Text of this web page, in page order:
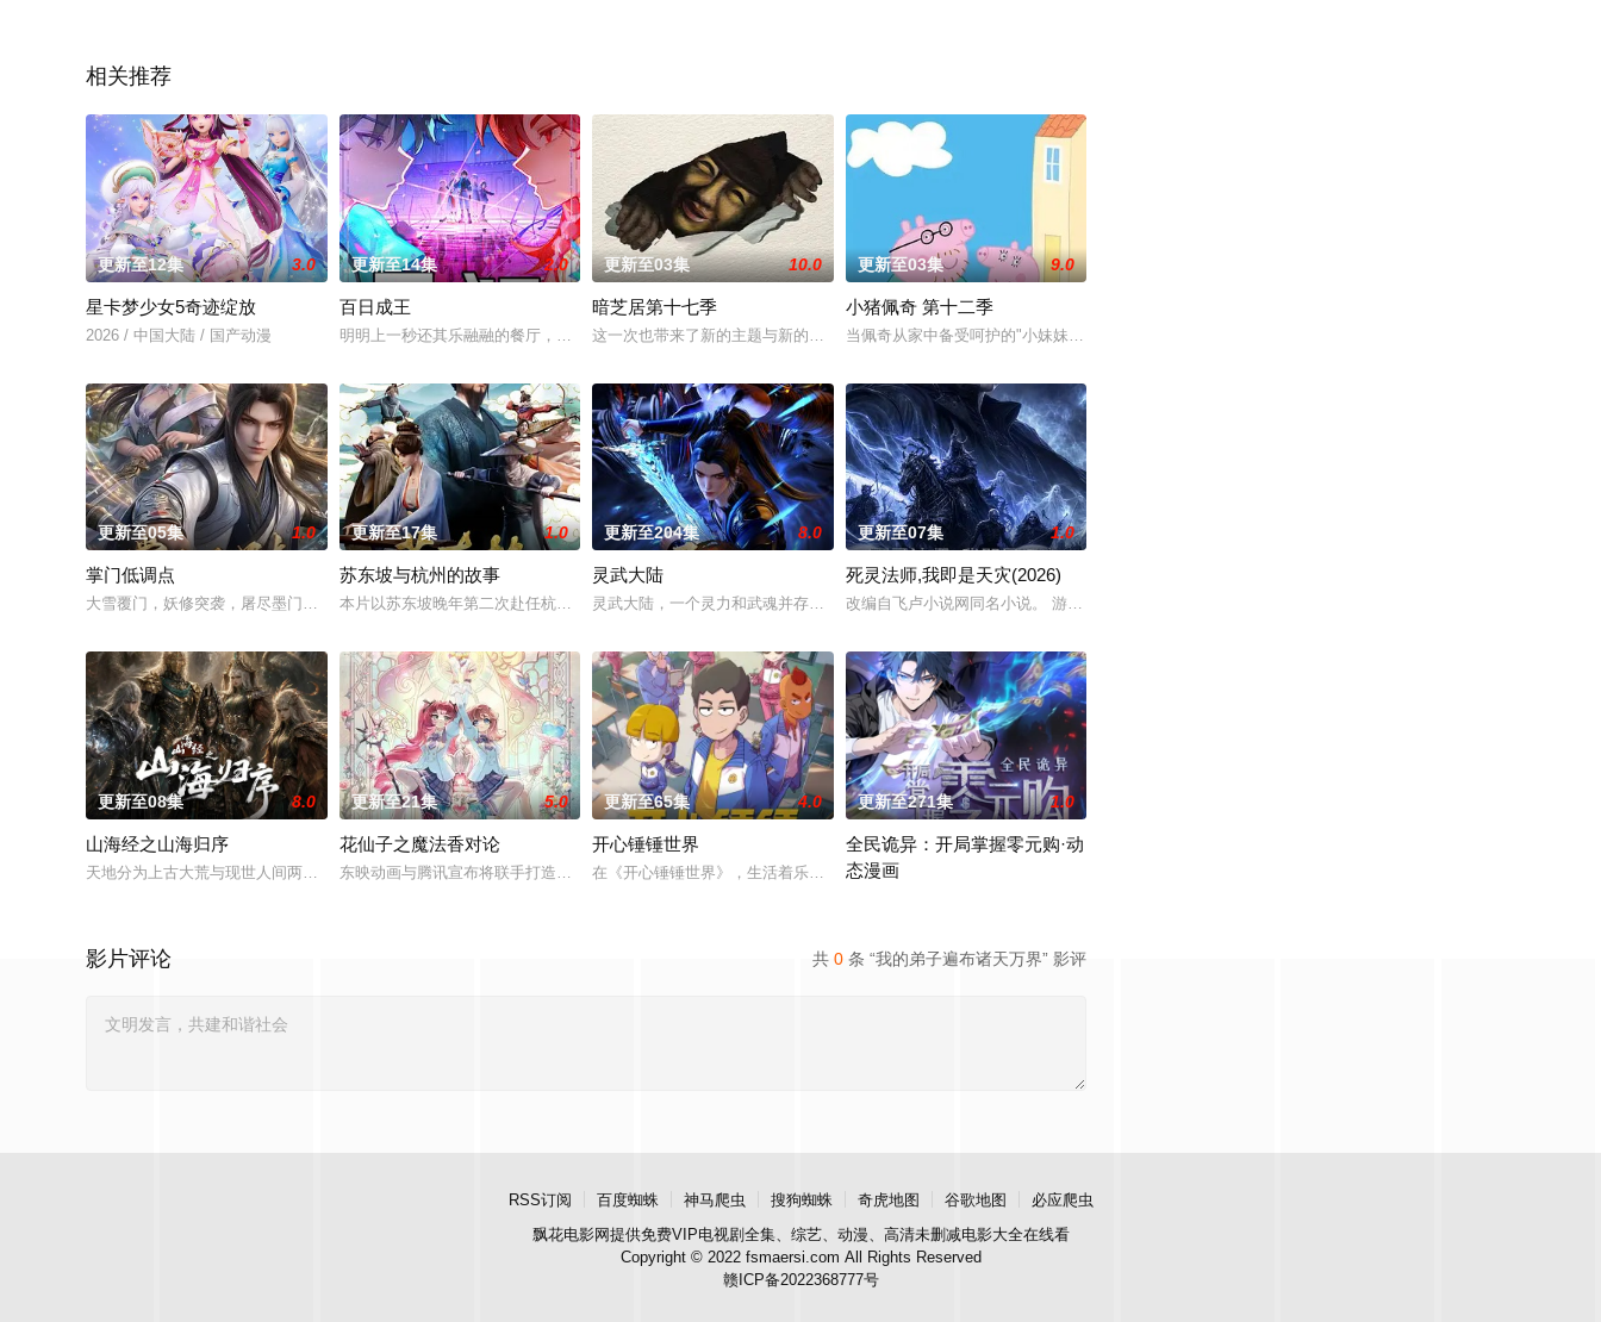
相关推荐
更新至12集 3.0
星卡梦少女5奇迹绽放
2026 / 中国大陆 / 国产动漫
更新至14集 2.0
百日成王
明明上一秒还其乐融融的餐厅，下一秒竟然血流成河……明明是爱民如子的君王下一秒竟然变成嗜血凶兽……“明”
更新至03集 10.0
暗芝居第十七季
这一次也带来了新的主题与新的恐怖演出，充满了令人脊背发凉的故事。负责演唱片尾主题曲的二人歌谣组合“风轮
更新至03集 9.0
小猪佩奇 第十二季
当佩奇从家中备受呵护的"小妹妹"一跃成为肩负责任的"大姐姐"，
更新至05集 1.0
掌门低调点
大雪覆门，妖修突袭，屠尽墨门，少年路朝歌痛失至亲，绝境之中觉醒绑定逆天系统，靠水系启灵死里逃生，立誓肃
更新至17集 1.0
苏东坡与杭州的故事
本片以苏东坡晚年第二次赴任杭州，与老友佛印（一心想将苏东坡渡入佛门）、辽国女粉丝耶律云（原型为高丽使者
更新至204集 8.0
灵武大陆
灵武大陆，一个灵力和武魂并存的世界，灵修一念动山河，武者徒手撕天地。星辰镇昔日天才辰天，十岁后武魂沉寂
更新至07集 1.0
死灵法师,我即是天灾(2026)
改编自飞卢小说网同名小说。 游戏降临现实，世界规则颠覆，人类进入全民转职时代。 机遇之下暗流汹涌，深
更新至08集 8.0
山海经之山海归序
天地分为上古大荒与现世人间两界，由太极壁垒相隔，域外虚无异境滋生侵蚀神魂、扰乱秩序的暗紫色暗力；天地遴
更新至21集 5.0
花仙子之魔法香对论
东映动画与腾讯宣布将联手打造『花仙子』全新动画 新作将继承经典、结合潮流、呈现崭新的花仙子世界。
更新至65集 4.0
开心锤锤世界
在《开心锤锤世界》，生活着乐观善良的少年锤锤和他性格各异的家人朋友们，他们在日常琐事中脑洞大开，以充满
更新至271集 1.0
全民诡异：开局掌握零元购·动
态漫画
共 0 条 “我的弟子遍布诸天万界” 影评
影片评论
RSS订阅 百度蜘蛛 神马爬虫 搜狗蜘蛛 奇虎地图 谷歌地图
必应爬虫
飘花电影网提供免费VIP电视剧全集、综艺、动漫、高清未删减电影大全在线看
Copyright © 2022 fsmaersi.com All Rights Reserved
赣ICP备2022368777号